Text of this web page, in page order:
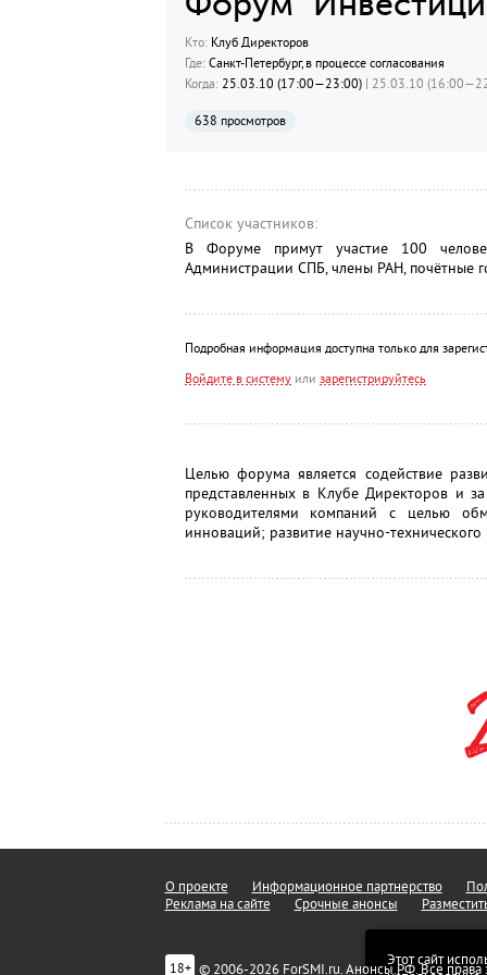
Кто:Клуб Директоров
Где:Санкт-Петербург, в процессе согласования
Когда:25.03.10 (17:00—23:00) | 25.03.10
638 просмотров
Список участников:
В Форуме примут участие 100
Администрации СПБ, члены РАН, почётные
Подробная информация доступна только для
Войдите в системуили зарегистрируйтесь
Целью форума является содействие
представленных в Клубе Директоров и
руководителями компаний с целью
инноваций; развитие научно-технического
Этот сайт
О проекте Информационное партнерство
Реклама на сайте
Срочные анонсы
18+ © 2006-2026 ForSMI.ru. Анонсы.РФ. Все